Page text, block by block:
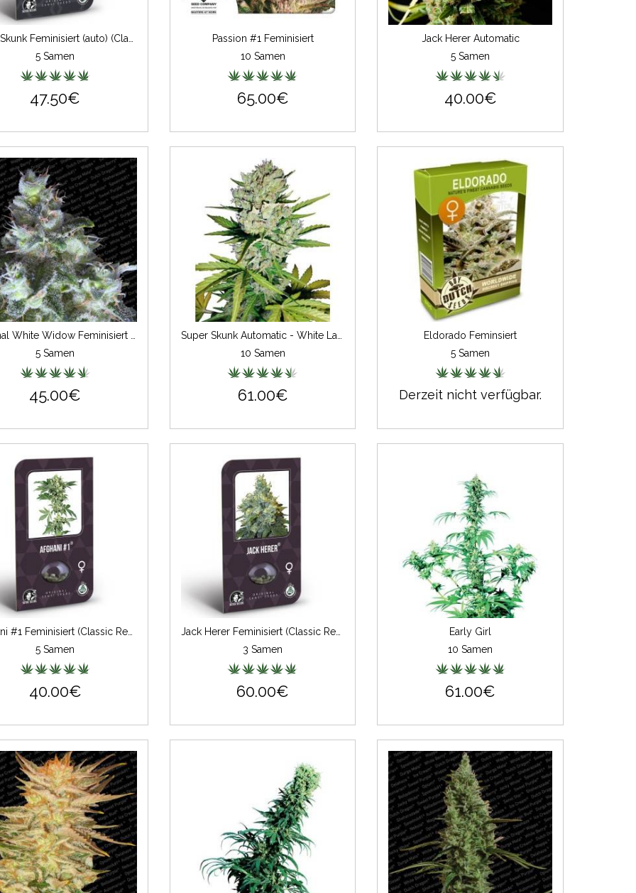
5 Samen
47.50€
Passion #1 Feminisiert
10 Samen
65.00€
Jack Herer Automatic
5 Samen
40.00€
5 Samen
45.00€
10 Samen
61.00€
Eldorado Feminsiert
5 Samen
Derzeit nicht verfügbar.
Afghani #1 Feminisiert (Classic Redux Serie)
5 Samen
40.00€
Jack Herer Feminisiert (Classic Redux Serie)
3 Samen
60.00€
Early Girl
10 Samen
61.00€